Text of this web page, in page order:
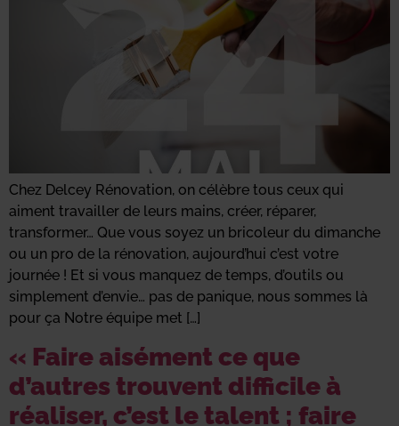
Chez Delcey Rénovation, on célèbre tous ceux qui
aiment travailler de leurs mains, créer, réparer,
transformer… Que vous soyez un bricoleur du dimanche
ou un pro de la rénovation, aujourd’hui c’est votre
journée ! Et si vous manquez de temps, d’outils ou
simplement d’envie… pas de panique, nous sommes là
pour ça Notre équipe met […]
« Faire aisément ce que
d’autres trouvent difficile à
réaliser, c’est le talent ; faire